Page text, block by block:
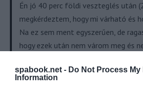
spabook.net - Do Not Process My
Information
Én jó 40 perc földi veszteglés után
megkérdeztem, hogy mi várható és
Na ez sem ment egyszerűen, de
hogy ezek után nem várom meg és
másfél óra múlva induló mentesítő
Időközben a személyzet kihívta a